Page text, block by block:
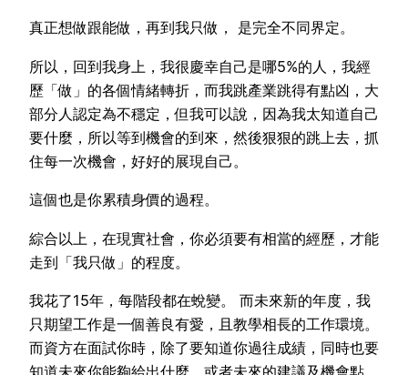
真正想做跟能做，再到我只做， 是完全不同界定。
所以，回到我身上，我很慶幸自己是哪5%的人，我經
歷「做」的各個情緒轉折，而我跳產業跳得有點凶，大
部分人認定為不穩定，但我可以說，因為我太知道自己
要什麼，所以等到機會的到來，然後狠狠的跳上去，抓
住每一次機會，好好的展現自己。
這個也是你累積身價的過程。
綜合以上，在現實社會，你必須要有相當的經歷，才能
走到「我只做」的程度。
我花了15年，每階段都在蛻變。 而未來新的年度，我
只期望工作是一個善良有愛，且教學相長的工作環境。
而資方在面試你時，除了要知道你過往成績，同時也要
知道未來你能夠給出什麼，或者未來的建議及機會點，